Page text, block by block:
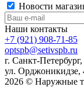
Новости
Наши контакты
+7 (921) 908-71-85
optspb@setivspb.ru
г. Санкт-
ул. Орджоникидзе,
2026 © Наружные